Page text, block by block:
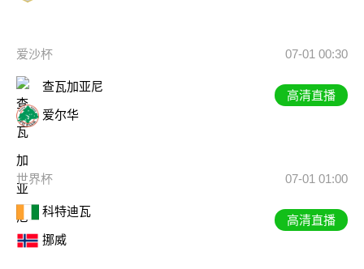
爱沙杯 07-01 00:30
查瓦加亚尼
爱尔华
高清直播
世界杯 07-01 01:00
科特迪瓦
挪威
高清直播